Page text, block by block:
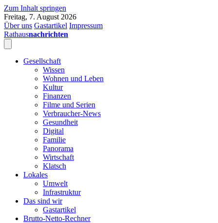
Zum Inhalt springen
Freitag, 7. August 2026
Über uns Gastartikel Impressum
Rathausnachrichten
Gesellschaft
Wissen
Wohnen und Leben
Kultur
Finanzen
Filme und Serien
Verbraucher-News
Gesundheit
Digital
Familie
Panorama
Wirtschaft
Klatsch
Lokales
Umwelt
Infrastruktur
Das sind wir
Gastartikel
Brutto-Netto-Rechner